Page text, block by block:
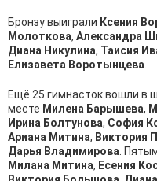
Бронзу выиграли Ксения
Молоткова, Александра
Диана Никулина, Таисия
Елизавета Воротынцева
Ещё 25 гимнасток вошли в
месте Милена Барышева,
Ирина Болтунова, София
Ариана Митина, Виктория
Дарья Владимирова .
Милана Митина, Есения